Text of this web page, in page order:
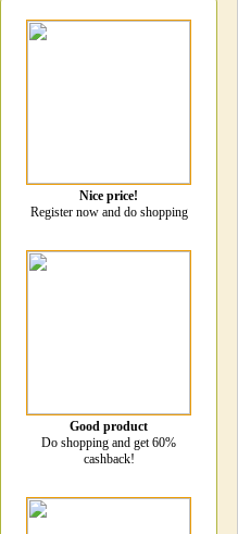
Nice price!
Register now and do shopping
Good product
Do shopping and get 60%
cashback!